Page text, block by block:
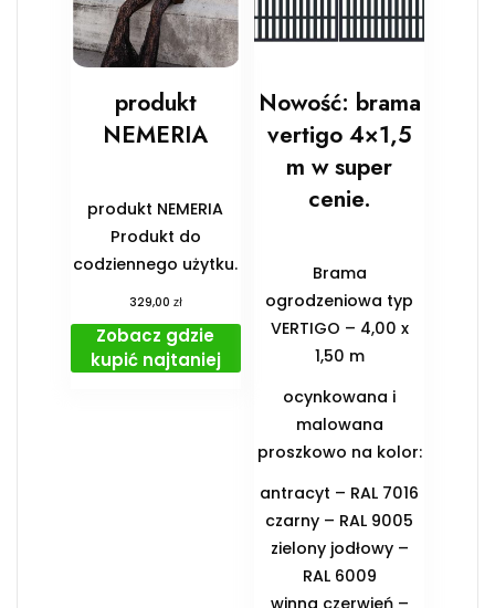
produkt
NEMERIA
produkt NEMERIA
Produkt do
codziennego użytku.
329,00 zł
Zobacz gdzie
kupić najtaniej
Nowość: brama
vertigo 4×1,5
m w super
cenie.
Brama
ogrodzeniowa typ
VERTIGO – 4,00 x
1,50 m
ocynkowana i
malowana
proszkowo na kolor:
antracyt – RAL 7016
czarny – RAL 9005
zielony jodłowy –
RAL 6009
winna czerwień –